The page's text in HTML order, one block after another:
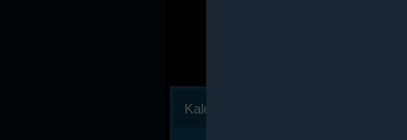
Kalóriaszámlálás